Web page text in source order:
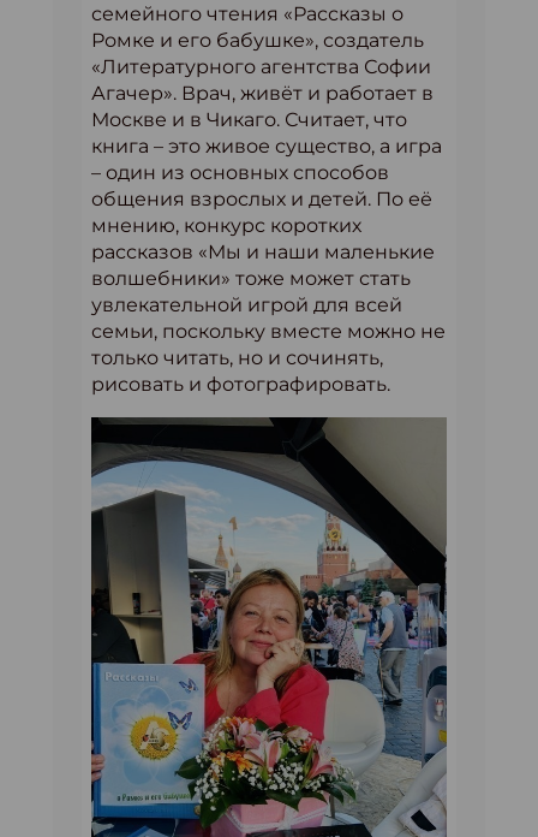
семейного чтения «Рассказы о
Ромке и его бабушке», создатель
«Литературного агентства Софии
Агачер». Врач, живёт и работает в
Москве и в Чикаго. Считает, что
книга – это живое существо, а игра
– один из основных способов
общения взрослых и детей. По её
мнению, конкурс коротких
рассказов «Мы и наши маленькие
волшебники» тоже может стать
увлекательной игрой для всей
семьи, поскольку вместе можно не
только читать, но и сочинять,
рисовать и фотографировать.